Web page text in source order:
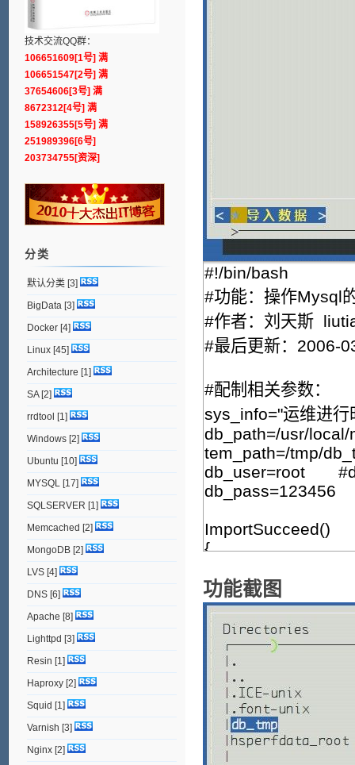
功能截图
技术交流QQ群：
106651609[1号] 满
106651547[2号] 满
37654606[3号] 满
8672312[4号] 满
158926355[5号] 满
251989396[6号]
203734755[资深]
分类
默认分类[3]
BigData [3]
Docker[4]
Linux[45]
Architecture [1]
SA[2]
rrdtool [1]
Windows[2]
Ubuntu [10]
MYSQL [17]
SQLSERVER [1]
Memcached [2]
MongoDB[2]
LVS[4]
DNS[6]
Apache [8]
Lighttpd [3]
Resin [1]
Haproxy[2]
Squid [1]
Varnish [3]
Nginx[2]